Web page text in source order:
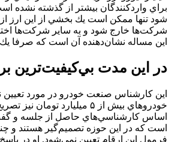
براي واردكنندگان بيشتر از گذشته نشده
شود تنها ممكن است يك بخشي از اين ارز از
شركت‌ها خارج شود و به ساير شركت‌ها
اين مساله نشان‌دهنده آن است که صرفا
در اين مدت بي‌كيفيت‌ترين
اين كارشناس صنعت خودرو در مورد تعيين
خودروهاي بيش از ۵ ميليارد
اساس كارشناسي‌هاي حاصل از جلسه و
است كه در اين حوزه تصميم‌گير هستند و
فرمول اين ارقام تعيين نمي‌شود. او در